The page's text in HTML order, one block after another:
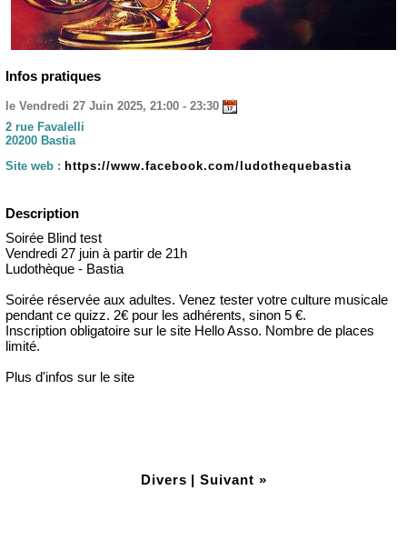
Infos pratiques
le Vendredi 27 Juin 2025, 21:00 - 23:30
2 rue Favalelli
20200 Bastia
Site web : https://www.facebook.com/ludothequebastia
Description
Soirée Blind test
Vendredi 27 juin à partir de 21h
Ludothèque - Bastia
Soirée réservée aux adultes. Venez tester votre culture musicale
pendant ce quizz. 2€ pour les adhérents, sinon 5 €.
Inscription obligatoire sur le site Hello Asso. Nombre de places
limité.
Plus d'infos sur le site
Divers | Suivant »